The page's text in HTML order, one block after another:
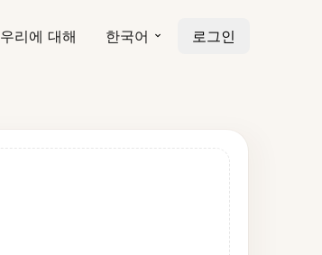
우리에 대해 한국어 로그인